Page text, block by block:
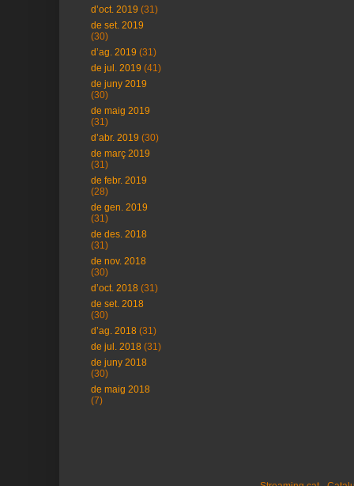
d’oct. 2019 (31)
de set. 2019
(30)
d’ag. 2019 (31)
de jul. 2019 (41)
de juny 2019
(30)
de maig 2019
(31)
d’abr. 2019 (30)
de març 2019
(31)
de febr. 2019
(28)
de gen. 2019
(31)
de des. 2018
(31)
de nov. 2018
(30)
d’oct. 2018 (31)
de set. 2018
(30)
d’ag. 2018 (31)
de jul. 2018 (31)
de juny 2018
(30)
de maig 2018
(7)